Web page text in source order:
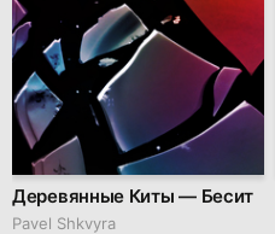
Деревянные Киты — Бесит
Pavel Shkvyra